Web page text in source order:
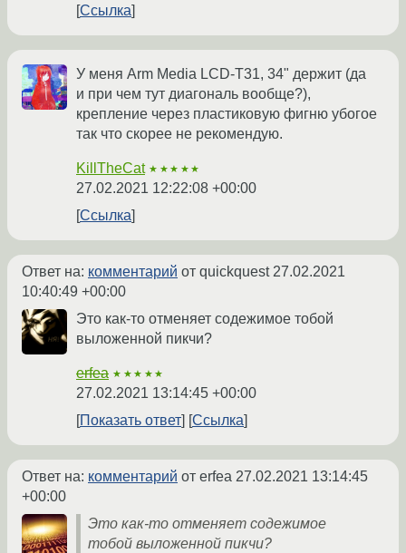
Ссылка
У меня Arm Media LCD-T31, 34" держит (да
и при чем тут диагональ вообще?),
крепление через пластиковую фигню убогое
так что скорее не рекомендую.
KillTheCat ★★★★★
27.02.2021 12:22:08 +00:00
Ссылка
Ответ на: комментарий от quickquest27.02.2021
10:40:49 +00:00
Это как-то отменяет содежимое тобой
выложенной пикчи?
erfea ★★★★★
27.02.2021 13:14:45 +00:00
Показать ответ
Ссылка
Ответ на: комментарий от erfea 27.02.2021 13:14:45
+00:00
Это как-то отменяет содежимое
тобой выложенной пикчи?